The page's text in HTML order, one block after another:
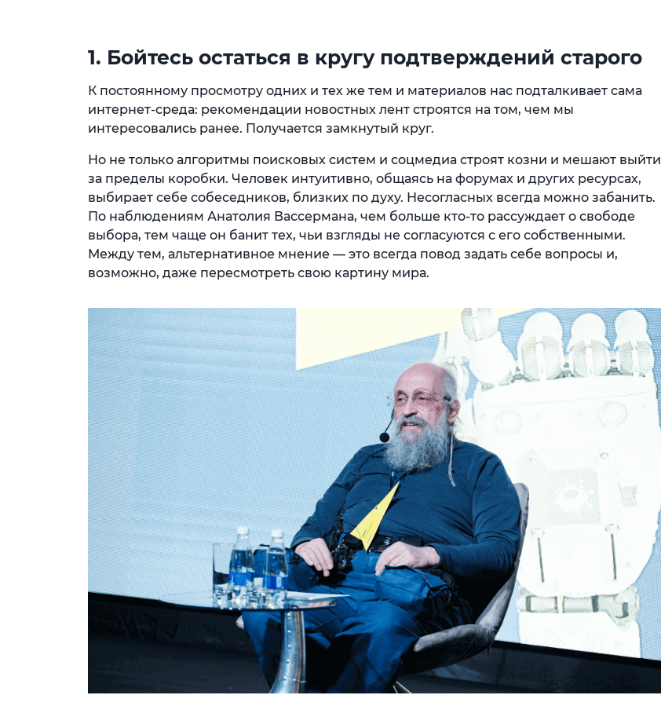
1. Бойтесь остаться в кругу подтверждений старого
К постоянному просмотру одних и тех же тем и материалов нас подталкивает сама
интернет-среда: рекомендации новостных лент строятся на том, чем мы
интересовались ранее. Получается замкнутый круг.
Но не только алгоритмы поисковых систем и соцмедиа строят козни и мешают выйти
за пределы коробки. Человек интуитивно, общаясь на форумах и других ресурсах,
выбирает себе собеседников, близких по духу. Несогласных всегда можно забанить.
По наблюдениям Анатолия Вассермана, чем больше кто-то рассуждает о свободе
выбора, тем чаще он банит тех, чьи взгляды не согласуются с его собственными.
Между тем, альтернативное мнение — это всегда повод задать себе вопросы и,
возможно, даже пересмотреть свою картину мира.